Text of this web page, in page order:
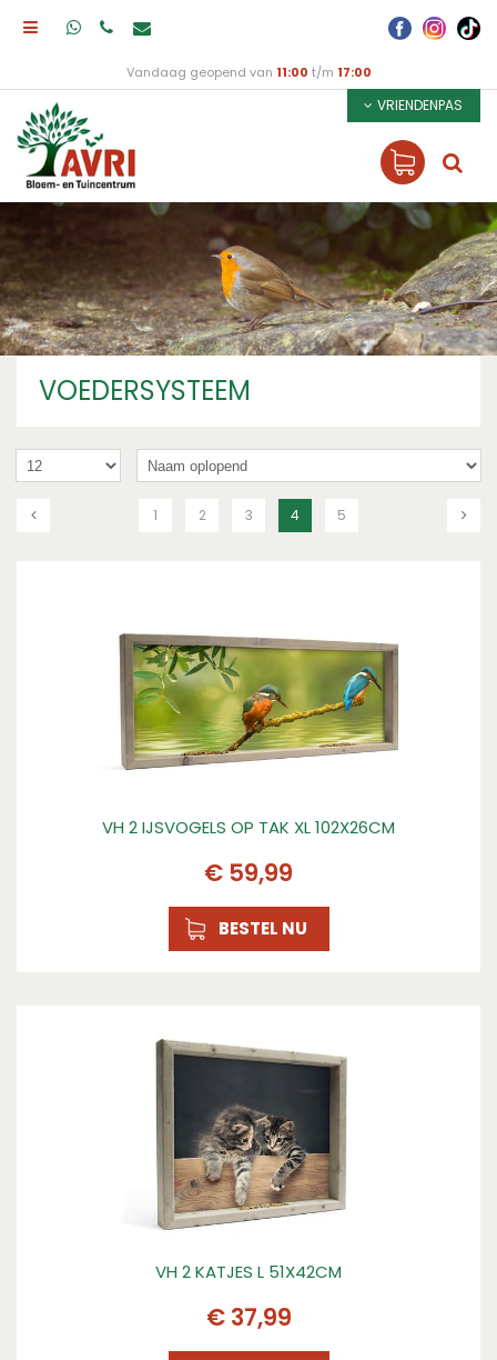
Vandaag geopend van 11:00 t/m 17:00
VRIENDENPAS
VOEDERSYSTEEM
1 2 3 4 5
VH 2 IJSVOGELS OP TAK XL 102X26CM
€ 59,99
BESTEL NU
VH 2 KATJES L 51X42CM
€ 37,99